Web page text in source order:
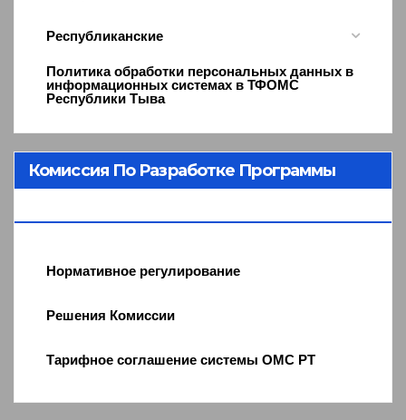
Республиканские
Политика обработки персональных данных в
информационных системах в ТФОМС
Республики Тыва
Комиссия По Разработке Программы
Нормативное регулирование
Решения Комиссии
Тарифное соглашение системы ОМС РТ